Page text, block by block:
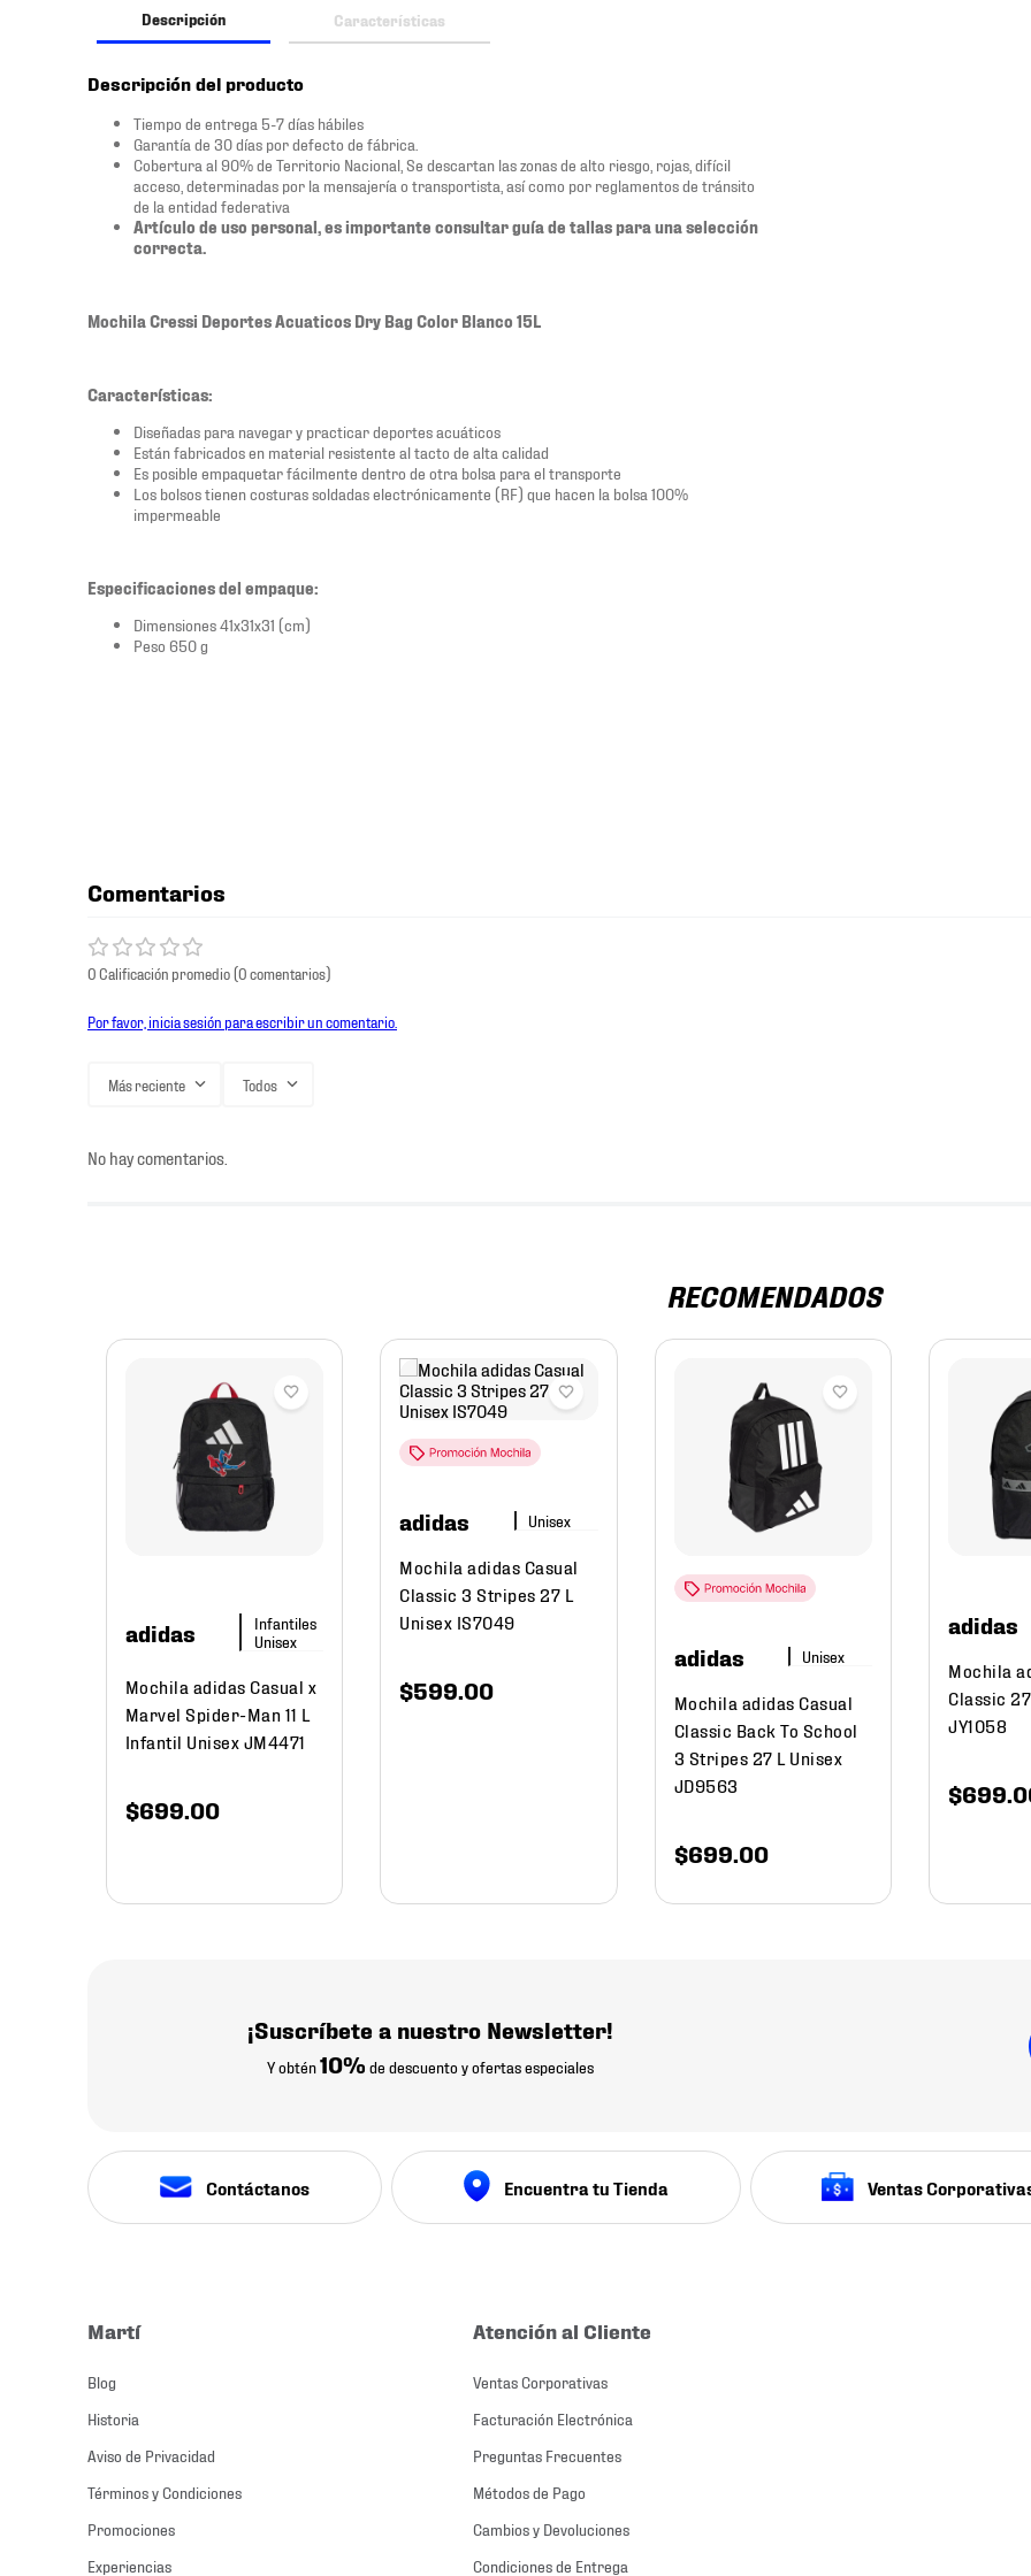
Descripción Características
Descripción del producto
Tiempo de entrega 5-7 días hábiles
Garantía de 30 días por defecto de fábrica.
Cobertura al 90% de Territorio Nacional, Se descartan las zonas de alto riesgo, rojas, difícil
acceso, determinadas por la mensajería o transportista, así como por reglamentos de tránsito
de la entidad federativa
Artículo de uso personal, es importante consultar guía de tallas para una selección
correcta.
Mochila Cressi Deportes Acuaticos Dry Bag Color Blanco 15L
Características:
Diseñadas para navegar y practicar deportes acuáticos
Están fabricados en material resistente al tacto de alta calidad
Es posible empaquetar fácilmente dentro de otra bolsa para el transporte
Los bolsos tienen costuras soldadas electrónicamente (RF) que hacen la bolsa 100%
impermeable
Especificaciones del empaque:
Dimensiones 41x31x31 (cm)
Peso 650 g
Comentarios
0 Calificación promedio(0 comentarios)
Por favor, inicia sesión para escribir un comentario.
Más reciente Todos
No hay comentarios.
RECOMENDADOS
adidas
Mochila adidas Casual x
Marvel Spider-Man 11 L
Infantil Unisex JM4471
$699.00
adidas
Mochila adidas Casual
Classic 3 Stripes 27 L
Unisex IS7049
$599.00
adidas
Mochila adidas Casual
Classic Back To School
3 Stripes 27 L Unisex
JD9563
$699.00
adidas
Mochila
Classic
JY1058
$699.
¡Suscríbete a nuestro Newsletter!
Y obtén10% de descuento y ofertas especiales
Contáctanos Encuentra tu Tienda Ventas
Martí
Blog
Historia
Aviso de Privacidad
Términos y Condiciones
Promociones
Experiencias
Atención al Cliente
Ventas Corporativas
Facturación Electrónica
Preguntas Frecuentes
Métodos de Pago
Cambios y Devoluciones
Condiciones de Entrega